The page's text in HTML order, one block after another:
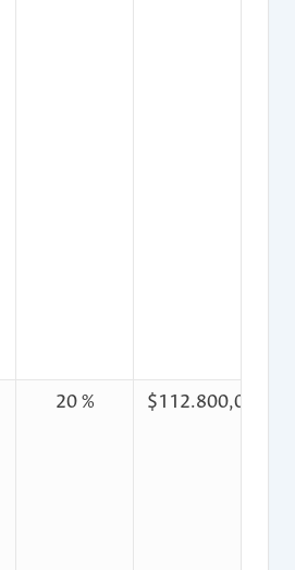
20 % $112.800,00